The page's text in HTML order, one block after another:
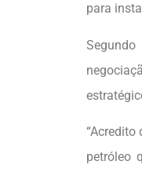
para
petróleo